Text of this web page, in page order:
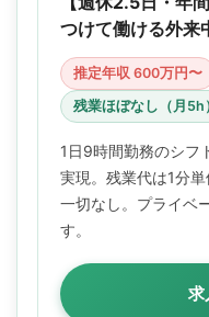
つけて働ける外来
推定年収 600万円〜
残業ほぼなし（月5h
1日9時間勤務のシフ
実現。残業代は1分
一切なし。プライベ
す。